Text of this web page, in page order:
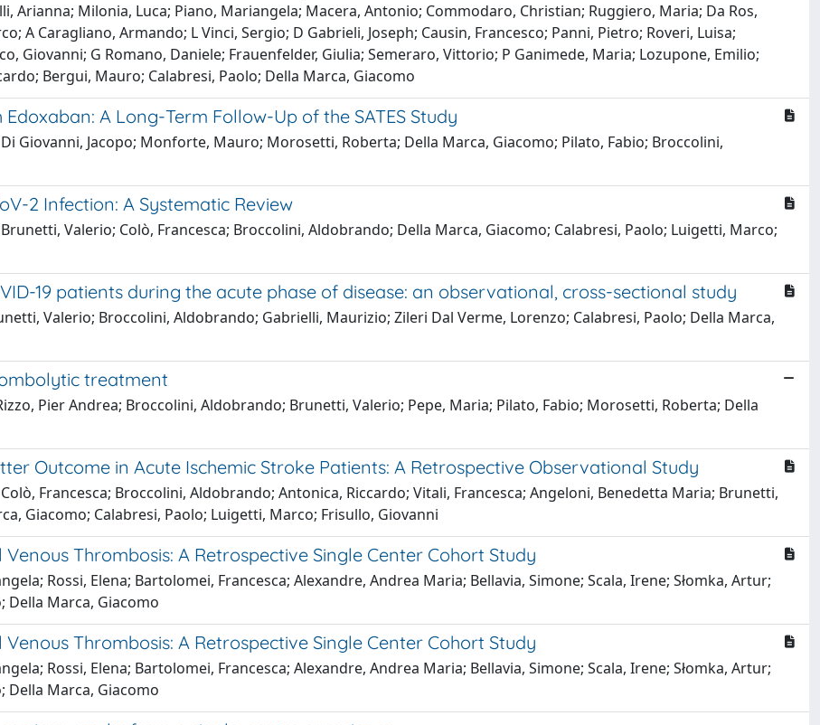
Arianna; Milonia, Luca; Piano, Mariangela; Macera, Antonio; Commodaro, Christian; Ruggiero, Maria; Da Ros,
A Caragliano, Armando; L Vinci, Sergio; D Gabrieli, Joseph; Causin, Francesco; Panni, Pietro; Roveri, Luisa;
Giovanni; G Romano, Daniele; Frauenfelder, Giulia; Semeraro, Vittorio; P Ganimede, Maria; Lozupone, Emilio;
Bergui, Mauro; Calabresi, Paolo; Della Marca, Giacomo
A Long-Term Follow-Up of the SATES Study
Giovanni, Jacopo; Monforte, Mauro; Morosetti, Roberta; Della Marca, Giacomo; Pilato, Fabio; Broccolini,
2 Infection: A Systematic Review
Valerio; Colò, Francesca; Broccolini, Aldobrando; Della Marca, Giacomo; Calabresi, Paolo; Luigetti, Marco;
19 patients during the acute phase of disease: an observational, cross-sectional study
Valerio; Broccolini, Aldobrando; Gabrielli, Maurizio; Zileri Dal Verme, Lorenzo; Calabresi, Paolo; Della Marca,
treatment
Pier Andrea; Broccolini, Aldobrando; Brunetti, Valerio; Pepe, Maria; Pilato, Fabio; Morosetti, Roberta; Della
Outcome in Acute Ischemic Stroke Patients: A Retrospective Observational Study
Francesca; Broccolini, Aldobrando; Antonica, Riccardo; Vitali, Francesca; Angeloni, Benedetta Maria; Brunetti,
Giacomo; Calabresi, Paolo; Luigetti, Marco; Frisullo, Giovanni
Thrombosis: A Retrospective Single Center Cohort Study
Rossi, Elena; Bartolomei, Francesca; Alexandre, Andrea Maria; Bellavia, Simone; Scala, Irene; Słomka, Artur;
Della Marca, Giacomo
Thrombosis: A Retrospective Single Center Cohort Study
Rossi, Elena; Bartolomei, Francesca; Alexandre, Andrea Maria; Bellavia, Simone; Scala, Irene; Słomka, Artur;
Della Marca, Giacomo